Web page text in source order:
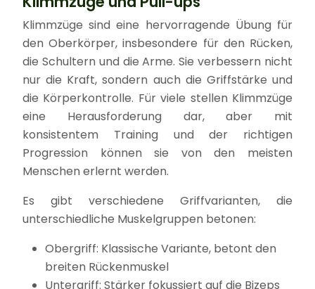
Klimmzüge sind eine hervorragende Übung für
den Oberkörper, insbesondere für den Rücken,
die Schultern und die Arme. Sie verbessern nicht
nur die Kraft, sondern auch die Griffstärke und
die Körperkontrolle. Für viele stellen Klimmzüge
eine Herausforderung dar, aber mit
konsistentem Training und der richtigen
Progression können sie von den meisten
Menschen erlernt werden.
Es gibt verschiedene Griffvarianten, die
unterschiedliche Muskelgruppen betonen:
Obergriff: Klassische Variante, betont den
breiten Rückenmuskel
Untergriff: Stärker fokussiert auf die Bizeps